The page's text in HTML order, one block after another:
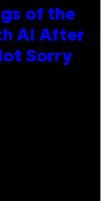
of the
AI After
Sorry